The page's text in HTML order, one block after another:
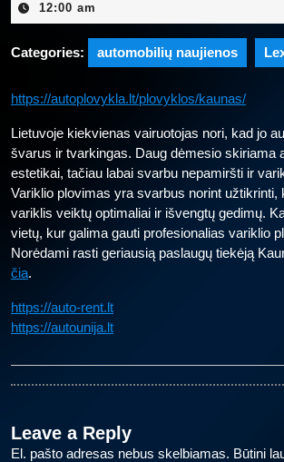
2025
12:00 am
Categories: automobilių naujienos
https://autoplovykla.lt/plovyklos/kaunas/
Lietuvoje kiekvienas vairuotojas nori, kad jo
švarus ir tvarkingas. Daug dėmesio skiriama
estetikai, tačiau labai svarbu nepamiršti ir
Variklio plovimas yra svarbus norint užtikrinti,
variklis veiktų optimaliai ir išvengtų gedimų.
vietų, kur galima gauti profesionalias variklio
Norėdami rasti geriausią paslaugų tiekėją
čia.
https://auto-rent.lt
https://autounija.lt
Leave a Reply
El. pašto adresas nebus skelbiamas. Būtini